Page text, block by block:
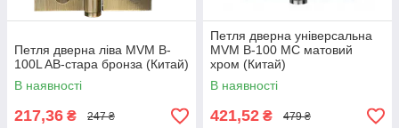
Петля дверна ліва MVM B-
100L AB-стара бронза (Китай)
В наявності
217,36 ₴ 247 ₴
Петля дверна універсальна
MVM B-100 MC матовий
хром (Китай)
В наявності
421,52 ₴ 479 ₴